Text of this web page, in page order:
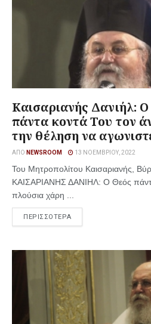
Καισαριανής Δανιήλ:
πάντα κοντά Του τον
την θέληση να
ΑΠΌ NEWSROOM 13 ΝΟΕΜΒΡΊΟΥ, 2022
Του Μητροπολίτου Καισαριανής,
ΚΑΙΣΑΡΙΑΝΗΣ ΔΑΝΙΗΛ: Ο Θεός
πλούσια χάρη ...
ΠΕΡΙΣΣΟΤΕΡΑ